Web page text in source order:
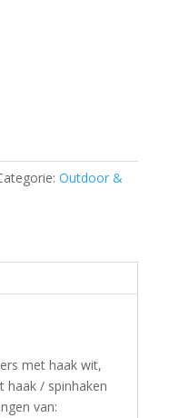
Outdoor &
met haak wit,
haak / spinhaken
van: